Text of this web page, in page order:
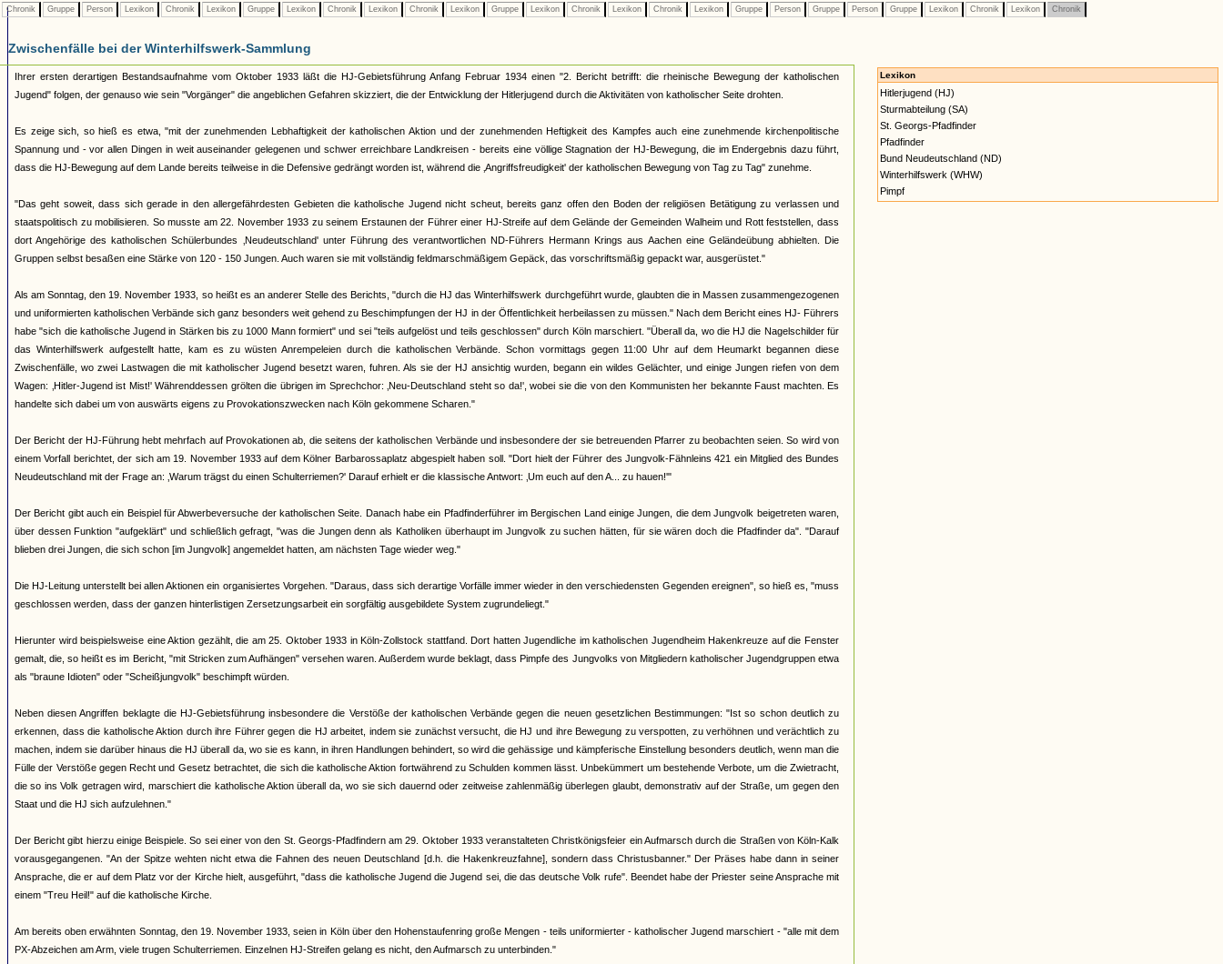
Chronik Gruppe Person Lexikon Chronik Lexikon Gruppe Lexikon Chronik Lexikon Chronik Lexikon Gruppe Lexikon Chronik Lexikon Chronik Lexikon Gruppe Person Gruppe Person Gruppe Lexikon Chronik Lexikon Chronik
Zwischenfälle bei der Winterhilfswerk-Sammlung
Ihrer ersten derartigen Bestandsaufnahme vom Oktober 1933 läßt die HJ-Gebietsführung Anfang Februar 1934 einen "2. Bericht betrifft: die rheinische Bewegung der katholischen
Jugend" folgen, der genauso wie sein "Vorgänger" die angeblichen Gefahren skizziert, die der Entwicklung der Hitlerjugend durch die Aktivitäten von katholischer Seite drohten.
Es zeige sich, so hieß es etwa, "mit der zunehmenden Lebhaftigkeit der katholischen Aktion und der zunehmenden Heftigkeit des Kampfes auch eine zunehmende kirchenpolitische
Spannung und - vor allen Dingen in weit auseinander gelegenen und schwer erreichbare Landkreisen - bereits eine völlige Stagnation der HJ-Bewegung, die im Endergebnis dazu führt,
dass die HJ-Bewegung auf dem Lande bereits teilweise in die Defensive gedrängt worden ist, während die ‚Angriffsfreudigkeit' der katholischen Bewegung von Tag zu Tag" zunehme.
"Das geht soweit, dass sich gerade in den allergefährdesten Gebieten die katholische Jugend nicht scheut, bereits ganz offen den Boden der religiösen Betätigung zu verlassen und
staatspolitisch zu mobilisieren. So musste am 22. November 1933 zu seinem Erstaunen der Führer einer HJ-Streife auf dem Gelände der Gemeinden Walheim und Rott feststellen, dass
dort Angehörige des katholischen Schülerbundes ‚Neudeutschland' unter Führung des verantwortlichen ND-Führers Hermann Krings aus Aachen eine Geländeübung abhielten. Die
Gruppen selbst besaßen eine Stärke von 120 - 150 Jungen. Auch waren sie mit vollständig feldmarschmäßigem Gepäck, das vorschriftsmäßig gepackt war, ausgerüstet."
Als am Sonntag, den 19. November 1933, so heißt es an anderer Stelle des Berichts, "durch die HJ das Winterhilfswerk durchgeführt wurde, glaubten die in Massen zusammengezogenen
und uniformierten katholischen Verbände sich ganz besonders weit gehend zu Beschimpfungen der HJ in der Öffentlichkeit herbeilassen zu müssen." Nach dem Bericht eines HJ- Führers
habe "sich die katholische Jugend in Stärken bis zu 1000 Mann formiert" und sei "teils aufgelöst und teils geschlossen" durch Köln marschiert. "Überall da, wo die HJ die Nagelschilder für
das Winterhilfswerk aufgestellt hatte, kam es zu wüsten Anrempeleien durch die katholischen Verbände. Schon vormittags gegen 11:00 Uhr auf dem Heumarkt begannen diese
Zwischenfälle, wo zwei Lastwagen die mit katholischer Jugend besetzt waren, fuhren. Als sie der HJ ansichtig wurden, begann ein wildes Gelächter, und einige Jungen riefen von dem
Wagen: ‚Hitler-Jugend ist Mist!' Währenddessen grölten die übrigen im Sprechchor: ‚Neu-Deutschland steht so da!', wobei sie die von den Kommunisten her bekannte Faust machten. Es
handelte sich dabei um von auswärts eigens zu Provokationszwecken nach Köln gekommene Scharen."
Der Bericht der HJ-Führung hebt mehrfach auf Provokationen ab, die seitens der katholischen Verbände und insbesondere der sie betreuenden Pfarrer zu beobachten seien. So wird von
einem Vorfall berichtet, der sich am 19. November 1933 auf dem Kölner Barbarossaplatz abgespielt haben soll. "Dort hielt der Führer des Jungvolk-Fähnleins 421 ein Mitglied des Bundes
Neudeutschland mit der Frage an: ‚Warum trägst du einen Schulterriemen?' Darauf erhielt er die klassische Antwort: ‚Um euch auf den A... zu hauen!'"
Der Bericht gibt auch ein Beispiel für Abwerbeversuche der katholischen Seite. Danach habe ein Pfadfinderführer im Bergischen Land einige Jungen, die dem Jungvolk beigetreten waren,
über dessen Funktion "aufgeklärt" und schließlich gefragt, "was die Jungen denn als Katholiken überhaupt im Jungvolk zu suchen hätten, für sie wären doch die Pfadfinder da". "Darauf
blieben drei Jungen, die sich schon [im Jungvolk] angemeldet hatten, am nächsten Tage wieder weg."
Die HJ-Leitung unterstellt bei allen Aktionen ein organisiertes Vorgehen. "Daraus, dass sich derartige Vorfälle immer wieder in den verschiedensten Gegenden ereignen", so hieß es, "muss
geschlossen werden, dass der ganzen hinterlistigen Zersetzungsarbeit ein sorgfältig ausgebildete System zugrundeliegt."
Hierunter wird beispielsweise eine Aktion gezählt, die am 25. Oktober 1933 in Köln-Zollstock stattfand. Dort hatten Jugendliche im katholischen Jugendheim Hakenkreuze auf die Fenster
gemalt, die, so heißt es im Bericht, "mit Stricken zum Aufhängen" versehen waren. Außerdem wurde beklagt, dass Pimpfe des Jungvolks von Mitgliedern katholischer Jugendgruppen etwa
als "braune Idioten" oder "Scheißjungvolk" beschimpft würden.
Neben diesen Angriffen beklagte die HJ-Gebietsführung insbesondere die Verstöße der katholischen Verbände gegen die neuen gesetzlichen Bestimmungen: "Ist so schon deutlich zu
erkennen, dass die katholische Aktion durch ihre Führer gegen die HJ arbeitet, indem sie zunächst versucht, die HJ und ihre Bewegung zu verspotten, zu verhöhnen und verächtlich zu
machen, indem sie darüber hinaus die HJ überall da, wo sie es kann, in ihren Handlungen behindert, so wird die gehässige und kämpferische Einstellung besonders deutlich, wenn man die
Fülle der Verstöße gegen Recht und Gesetz betrachtet, die sich die katholische Aktion fortwährend zu Schulden kommen lässt. Unbekümmert um bestehende Verbote, um die Zwietracht,
die so ins Volk getragen wird, marschiert die katholische Aktion überall da, wo sie sich dauernd oder zeitweise zahlenmäßig überlegen glaubt, demonstrativ auf der Straße, um gegen den
Staat und die HJ sich aufzulehnen."
Der Bericht gibt hierzu einige Beispiele. So sei einer von den St. Georgs-Pfadfindern am 29. Oktober 1933 veranstalteten Christkönigsfeier ein Aufmarsch durch die Straßen von Köln-Kalk
vorausgegangenen. "An der Spitze wehten nicht etwa die Fahnen des neuen Deutschland [d.h. die Hakenkreuzfahne], sondern dass Christusbanner." Der Präses habe dann in seiner
Ansprache, die er auf dem Platz vor der Kirche hielt, ausgeführt, "dass die katholische Jugend die Jugend sei, die das deutsche Volk rufe". Beendet habe der Priester seine Ansprache mit
einem "Treu Heil!" auf die katholische Kirche.
Am bereits oben erwähnten Sonntag, den 19. November 1933, seien in Köln über den Hohenstaufenring große Mengen - teils uniformierter - katholischer Jugend marschiert - "alle mit dem
PX-Abzeichen am Arm, viele trugen Schulterriemen. Einzelnen HJ-Streifen gelang es nicht, den Aufmarsch zu unterbinden."
Lexikon
Hitlerjugend (HJ)
Sturmabteilung (SA)
St. Georgs-Pfadfinder
Pfadfinder
Bund Neudeutschland (ND)
Winterhilfswerk (WHW)
Pimpf